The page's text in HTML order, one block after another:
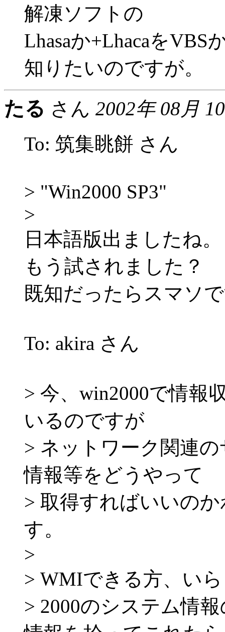
解凍ソフトの
Lhasaか+LhacaをVBS
知りたいのですが。
たる さん 2002年 08月
To: 筑集眺餅 さん
> "Win2000 SP3"
>
日本語版出ましたね。
もう試されました？
既知だったらスマソ
To: akira さん
> 今、win2000で情報
いるのですが
> ネットワーク関連
情報等をどうやって
> 取得すればいいの
す。
>
> WMIできる方、い
> 2000のシステム情